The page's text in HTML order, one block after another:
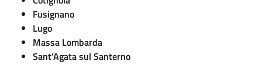
Argomenti
Novità
Fusignano
Lugo
Massa Lombarda
Sant’Agata sul Santerno